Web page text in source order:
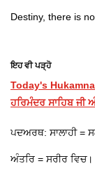
Destiny, there is
ਇਹ ਵੀ ਪੜ੍ਹੋ
Today's
ਹਰਿਮੰਦਰ ਸਾਹਿਬ ਜੀ
ਪਦਅਰਥ: ਸਾਲਾਹੀ =
ਅੰਤਰਿ = ਸਰੀਰ ਵਿਚ।